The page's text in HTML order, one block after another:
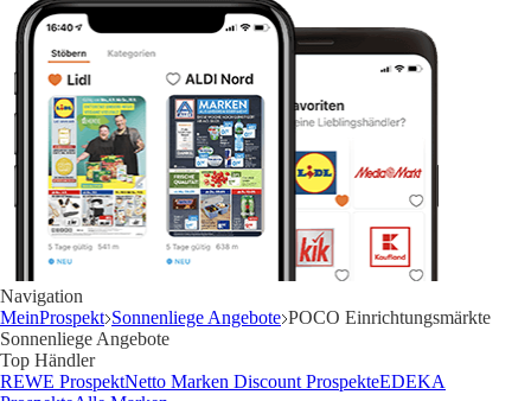
Navigation
MeinProspekt Sonnenliege Angebote POCO Einrichtungsmärkte
Sonnenliege Angebote
Top Händler
REWE ProspektNetto Marken Discount ProspekteEDEKA